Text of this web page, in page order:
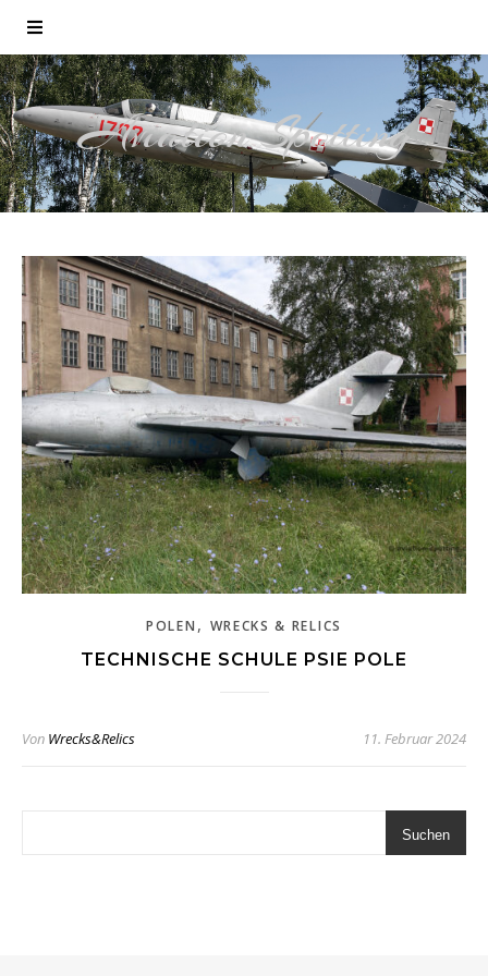
Aviation Spotting
POLEN , WRECKS & RELICS
TECHNISCHE SCHULE PSIE POLE
Von Wrecks&Relics 11. Februar 2024
Suchen